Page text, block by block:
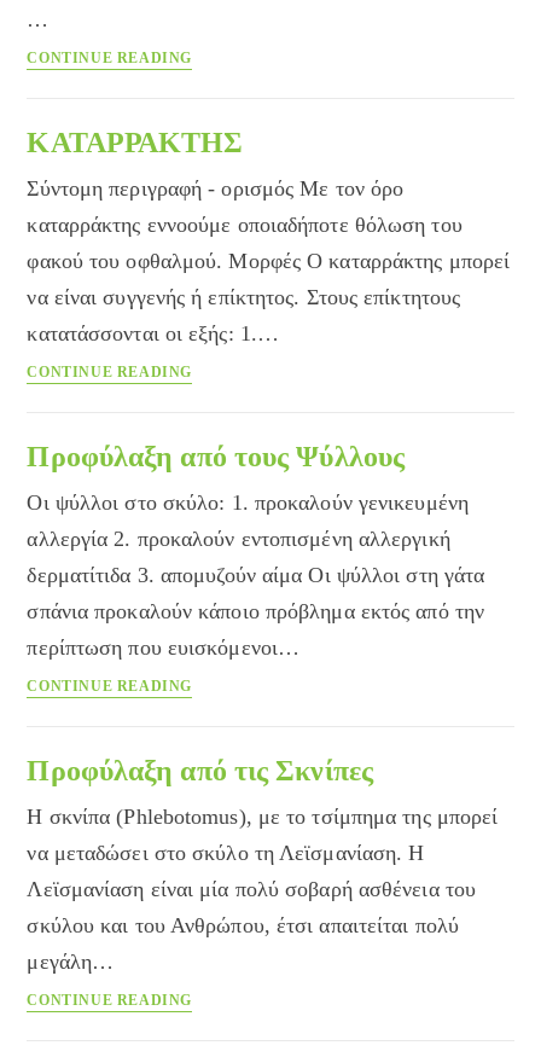
…
CONTINUE READING
το
Τραπέζι
ΚΑΤΑΡΡΑΚΤΗΣ
Σύντομη περιγραφή - ορισμός Με τον όρο
καταρράκτης εννοούμε οποιαδήποτε θόλωση του
φακού του οφθαλμού. Μορφές Ο καταρράκτης μπορεί
να είναι συγγενής ή επίκτητος. Στους επίκτητους
κατατάσσονται οι εξής: 1.…
CONTINUE READING
Προφύλαξη από τους Ψύλλους
Οι ψύλλοι στο σκύλο: 1. προκαλούν γενικευμένη
αλλεργία 2. προκαλούν εντοπισμένη αλλεργική
δερματίτιδα 3. απομυζούν αίμα Οι ψύλλοι στη γάτα
σπάνια προκαλούν κάποιο πρόβλημα εκτός από την
περίπτωση που ευισκόμενοι…
CONTINUE READING
Ψύλλους
Προφύλαξη από τις Σκνίπες
Η σκνίπα (Phlebotomus), με το τσίμπημα της μπορεί
να μεταδώσει στο σκύλο τη Λεϊσμανίαση. Η
Λεϊσμανίαση είναι μία πολύ σοβαρή ασθένεια του
σκύλου και του Ανθρώπου, έτσι απαιτείται πολύ
μεγάλη…
CONTINUE READING